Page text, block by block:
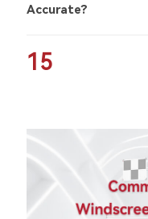
Accurate?
15